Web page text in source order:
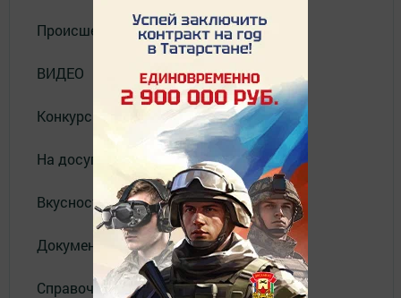
Происшествия
ВИДЕО
Конкурсы
На досуге
Вкусности
Документы
Справочник